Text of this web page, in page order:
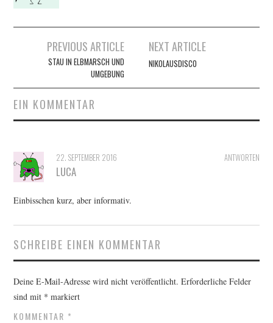
SOFA-INTERVIEWS
Artikel-
Navigation
PREVIOUS ARTICLE
STAU IN ELBMARSCH UND
UMGEBUNG
NEXT ARTICLE
NIKOLAUSDISCO
EIN KOMMENTAR
ANTWORTEN
22. SEPTEMBER 2016
LUCA
Einbisschen kurz, aber informativ.
SCHREIBE EINEN KOMMENTAR
Deine E-Mail-Adresse wird nicht veröffentlicht. Erforderliche Felder
sind mit * markiert
KOMMENTAR *